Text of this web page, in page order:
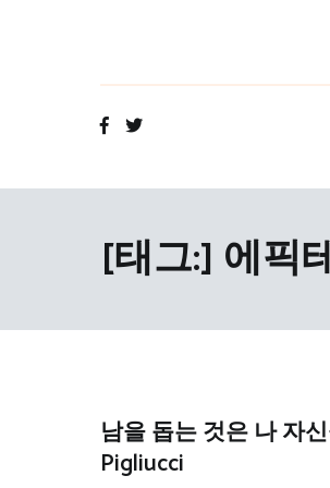
[태그:] 에픽
남을 돕는 것은 나 자
Pigliucci